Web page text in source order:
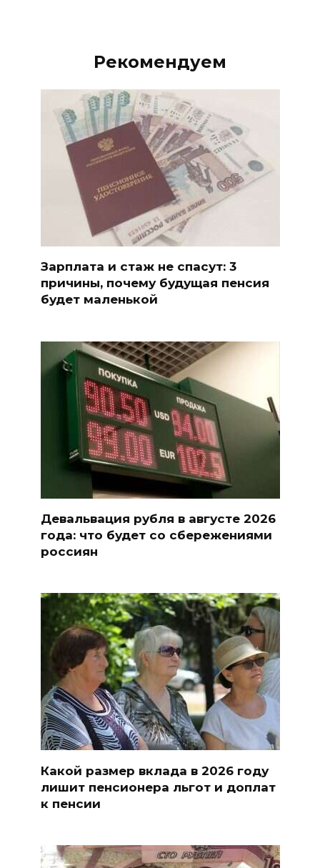
Рекомендуем
Зарплата и стаж не спасут: 3
причины, почему будущая пенсия
будет маленькой
Девальвация рубля в августе 2026
года: что будет со сбережениями
россиян
Какой размер вклада в 2026 году
лишит пенсионера льгот и доплат
к пенсии